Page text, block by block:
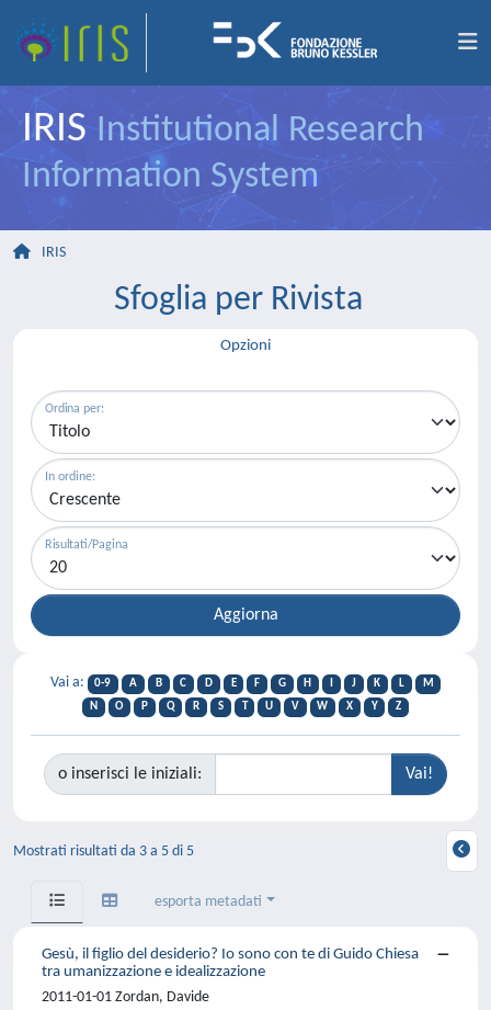
IRIS Institutional Research
Information System
IRIS
Sfoglia per Rivista
Opzioni
Ordina per:
In ordine:
Risultati/Pagina
Vai a: 0-9 A B C D E F G H J K L
M
N
O P Q R S T U V W X Y Z
o inserisci le iniziali:
Mostrati risultati da 3 a 5 di 5
esporta metadati
Gesù, il figlio del desiderio? Io sono con te di Guido Chiesa
tra umanizzazione e idealizzazione
2011-01-01 Zordan, Davide